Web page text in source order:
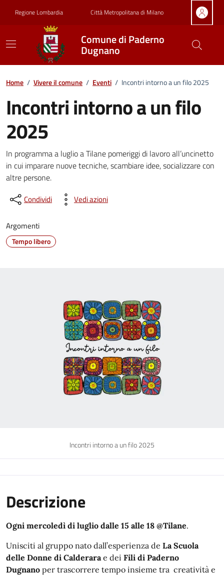
Regione Lombardia Città Metropolitana di Milano
Comune di Paderno
Dugnano
Home / Vivere il comune / Eventi / Incontri intorno a un filo 2025
Incontri intorno a un filo
2025
Dettagli della notizia
In programma a luglio a Tilane pomeriggi di lavoro all’uncinetto
in cui imparare nuove tecniche, scambiare idee, socializzare con
altre persone.
Condividi Vedi azioni
Argomenti
Tempo libero
Incontri intorno a un filo 2025
Descrizione
Ogni mercoledì di luglio dalle 15 alle 18 @Tilane.
Unisciti al gruppo nato dall’esperienza de La Scuola
delle Donne di Calderarae dei Fili di Paderno
Dugnano per trascorrere tempo insieme tra creatività e